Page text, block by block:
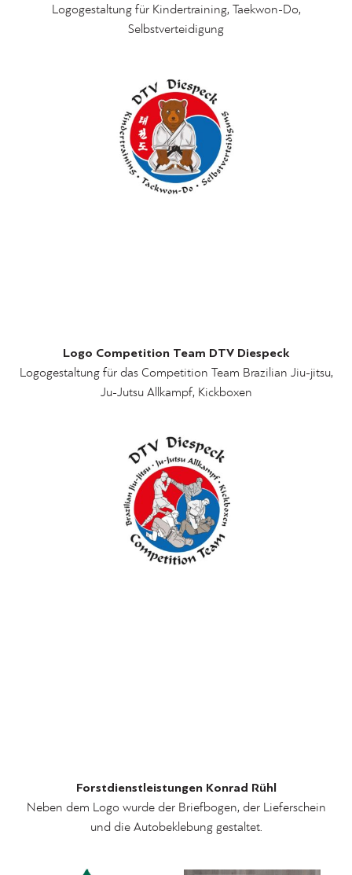
Logogestaltung für Kindertraining, Taekwon-Do,
Selbstverteidigung
Logo Competition Team DTV Diespeck
Logogestaltung für das Competition Team Brazilian Jiu-jitsu,
Ju-Jutsu Allkampf, Kickboxen
Forstdienstleistungen Konrad Rühl
Neben dem Logo wurde der Briefbogen, der Lieferschein
und die Autobeklebung gestaltet.